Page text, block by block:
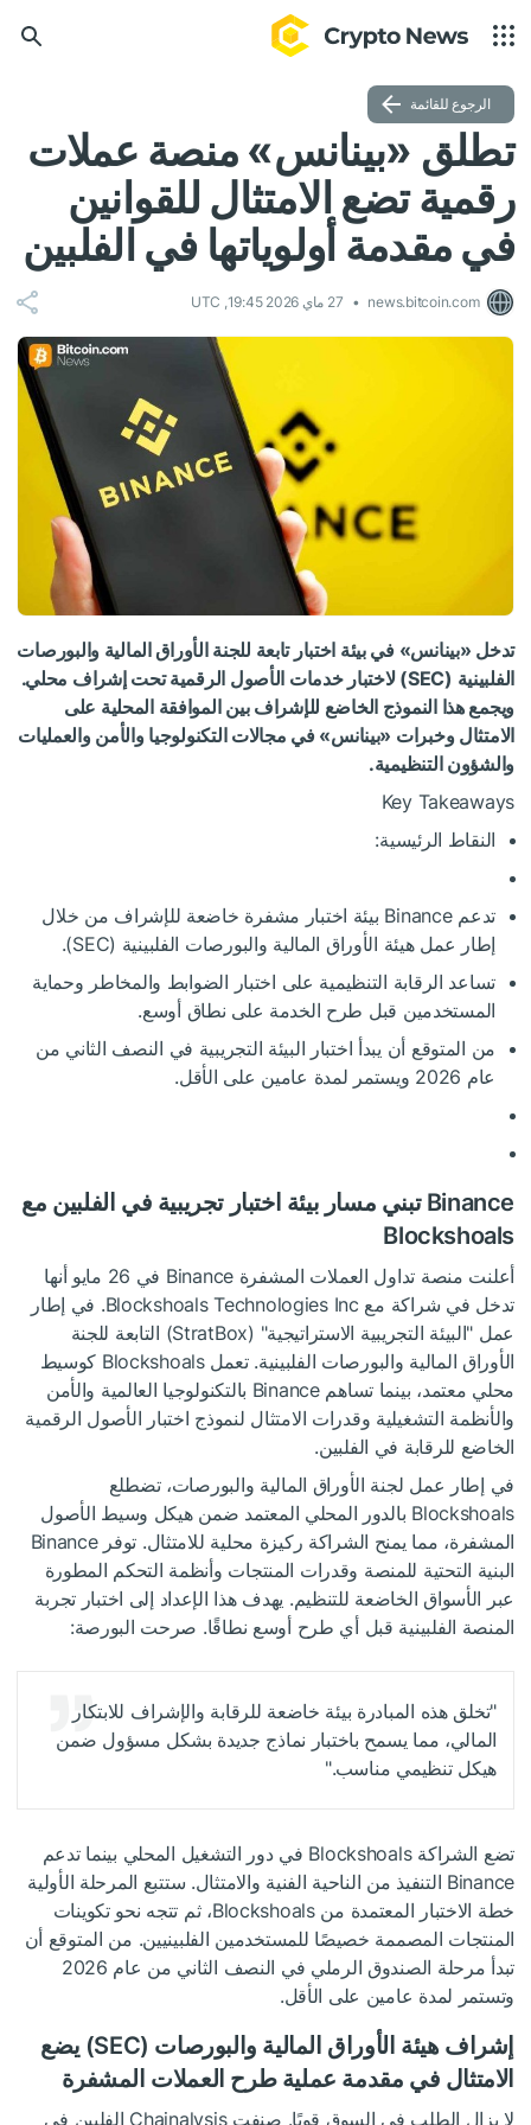
الرجوع للقائمة
تطلق «بينانس» منصة عملات
رقمية تضع الامتثال للقوانين
في مقدمة أولوياتها في الفلبين
news.bitcoin.com 27 ماي 2026 19:45, UTC
تدخل «بينانس» في بيئة اختبار تابعة للجنة الأوراق المالية والبورصات
الفلبينية (SEC) لاختبار خدمات الأصول الرقمية تحت إشراف محلي.
ويجمع هذا النموذج الخاضع للإشراف بين الموافقة المحلية على
الامتثال وخبرات «بينانس» في مجالات التكنولوجيا والأمن والعمليات
والشؤون التنظيمية.
Key Takeaways
النقاط الرئيسية:
تدعم Binance بيئة اختبار مشفرة خاضعة للإشراف من خلال
إطار عمل هيئة الأوراق المالية والبورصات الفلبينية (SEC).
تساعد الرقابة التنظيمية على اختبار الضوابط والمخاطر وحماية
المستخدمين قبل طرح الخدمة على نطاق أوسع.
من المتوقع أن يبدأ اختبار البيئة التجريبية في النصف الثاني من
عام 2026 ويستمر لمدة عامين على الأقل.
Binance تبني مسار بيئة اختبار تجريبية في الفلبين مع
Blockshoals
أعلنت منصة تداول العملات المشفرة Binance في 26 مايو أنها
تدخل في شراكة مع Blockshoals Technologies Inc. في إطار
عمل "البيئة التجريبية الاستراتيجية" (StratBox) التابعة للجنة
الأوراق المالية والبورصات الفلبينية. تعمل Blockshoals كوسيط
محلي معتمد، بينما تساهم Binance بالتكنولوجيا العالمية والأمن
والأنظمة التشغيلية وقدرات الامتثال لنموذج اختبار الأصول الرقمية
الخاضع للرقابة في الفلبين.
في إطار عمل لجنة الأوراق المالية والبورصات، تضطلع
Blockshoals بالدور المحلي المعتمد ضمن هيكل وسيط الأصول
المشفرة، مما يمنح الشراكة ركيزة محلية للامتثال. توفر Binance
البنية التحتية للمنصة وقدرات المنتجات وأنظمة التحكم المطورة
عبر الأسواق الخاضعة للتنظيم. يهدف هذا الإعداد إلى اختبار تجربة
المنصة الفلبينية قبل أي طرح أوسع نطاقًا. صرحت البورصة:
"تخلق هذه المبادرة بيئة خاضعة للرقابة والإشراف للابتكار
المالي، مما يسمح باختبار نماذج جديدة بشكل مسؤول ضمن
هيكل تنظيمي مناسب."
تضع الشراكة Blockshoals في دور التشغيل المحلي بينما تدعم
Binance التنفيذ من الناحية الفنية والامتثال. ستتبع المرحلة الأولية
خطة الاختبار المعتمدة من Blockshoals، ثم تتجه نحو تكوينات
المنتجات المصممة خصيصًا للمستخدمين الفلبينيين. من المتوقع أن
تبدأ مرحلة الصندوق الرملي في النصف الثاني من عام 2026
وتستمر لمدة عامين على الأقل.
إشراف هيئة الأوراق المالية والبورصات (SEC) يضع
الامتثال في مقدمة عملية طرح العملات المشفرة
لا يزال الطلب في السوق قويًا. صنفت Chainalysis الفلبين في